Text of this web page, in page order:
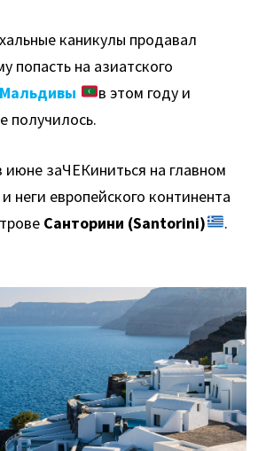
каникулы продавал
попасть на азиатского
Мальдивы
в этом году и
получилось.
июне заЧЕКиниться на главном
неги европейского континента
Санторини (Santorini) .